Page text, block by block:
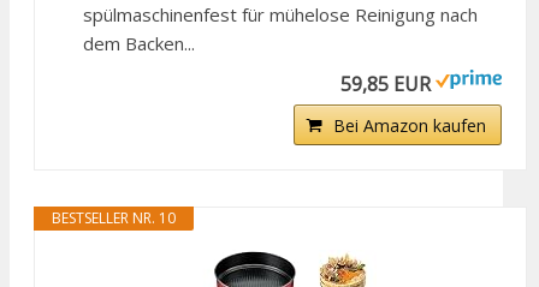
spülmaschinenfest für mühelose Reinigung nach
dem Backen...
59,85 EUR
Bei Amazon kaufen
BESTSELLER NR. 10